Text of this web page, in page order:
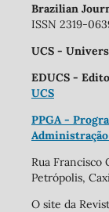
Brazilian
ISSN 2319-
UCS -
EDUCS -
UCS
PPGA -
Administração
Rua Francisco
Petrópolis,
O site da